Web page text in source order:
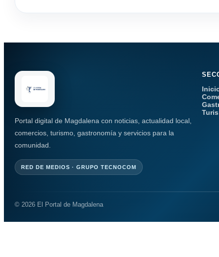
Portal digital de Magdalena con noticias, actualidad local,
comercios, turismo, gastronomía y servicios para la
comunidad.
RED DE MEDIOS · GRUPO TECNOCOM
© 2026 El Portal de Magdalena